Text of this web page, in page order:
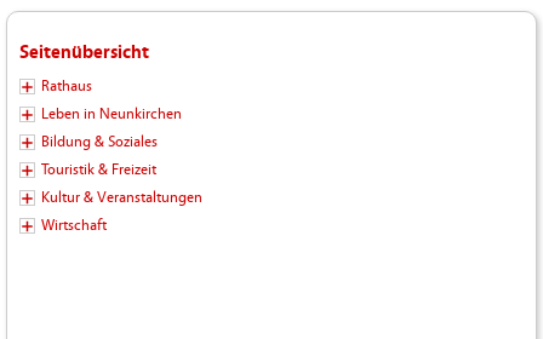
Seitenübersicht
Rathaus
Leben in Neunkirchen
Bildung & Soziales
Touristik & Freizeit
Kultur & Veranstaltungen
Wirtschaft